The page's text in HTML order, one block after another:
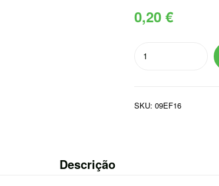
0,20 €
TUBO
SKU: 09EF16
Descrição